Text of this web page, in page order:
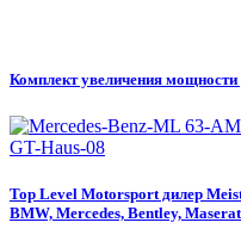
Комплект увеличения мощности
Top Level Motorsport дилер
BMW, Mercedes, Bentley,